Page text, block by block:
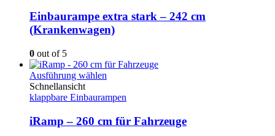
Einbaurampe extra stark – 242 cm
(Krankenwagen)
0 out of 5
Ausführung wählen
weist
Varianten
auf.
Schnellansicht
klappbare Einbaurampen
iRamp – 260 cm für Fahrzeuge